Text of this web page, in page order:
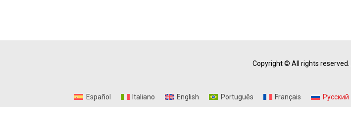
Copyright © All rights reserved.
Español Italiano English Português Français Русский